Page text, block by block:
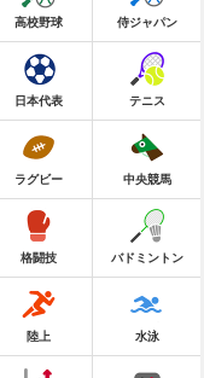
高校野球 侍ジャパン
日本代表 テニス
ラグビー 中央競馬
格闘技 バドミントン
陸上 水泳